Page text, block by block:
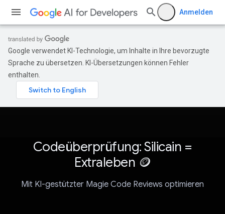
Anmelden
Google verwendet KI-Technologie, um Inhalte in Ihre bevorzugte
Sprache zu übersetzen. KI-Übersetzungen können Fehler
enthalten.
Codeüberprüfung: Silicain =
Extraleben 🪙
Mit KI-gestützter Magie Code Reviews optimieren